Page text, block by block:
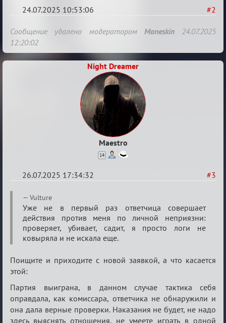
#2
24.07.2025 10:53:06
Re:
Матерь
богов
Сообщение удалено модератором Maneskin24.07.2025
12:20:02
Night Dreamer
Maestro
14
#3
26.07.2025 17:34:32
Re:
Матерь
богов
Vulture
Уже не в первый раз ответчица совершает
действия против меня по личной неприязни:
проверяет, убивает, садит, я просто логи не
ковыряла и не искала еще.
Поищите и приходите с новой заявкой, а что касается
этой:
Партия выиграна, в данном случае тактика себя
оправдала, как комиссара, ответчика не обнаружили и
она дала верные проверки. Наказания не будет, не надо
здесь выяснять отношения, не умеете играть в одной